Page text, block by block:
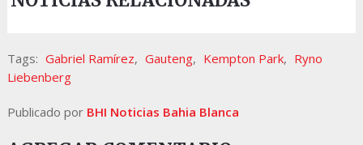
Tags: Gabriel Ramírez, Gauteng, Kempton Park, Ryno
Liebenberg
Publicado por BHI Noticias Bahia Blanca